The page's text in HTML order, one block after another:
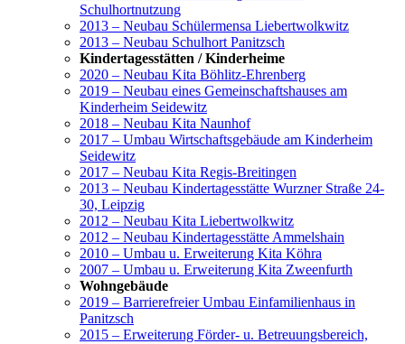
Schulhortnutzung
2013 – Neubau Schülermensa Liebertwolkwitz
2013 – Neubau Schulhort Panitzsch
Kindertagesstätten / Kinderheime
2020 – Neubau Kita Böhlitz-Ehrenberg
2019 – Neubau eines Gemeinschaftshauses am
Kinderheim Seidewitz
2018 – Neubau Kita Naunhof
2017 – Umbau Wirtschaftsgebäude am Kinderheim
Seidewitz
2017 – Neubau Kita Regis-Breitingen
2013 – Neubau Kindertagesstätte Wurzner Straße 24-
30, Leipzig
2012 – Neubau Kita Liebertwolkwitz
2012 – Neubau Kindertagesstätte Ammelshain
2010 – Umbau u. Erweiterung Kita Köhra
2007 – Umbau u. Erweiterung Kita Zweenfurth
Wohngebäude
2019 – Barrierefreier Umbau Einfamilienhaus in
Panitzsch
2015 – Erweiterung Förder- u. Betreuungsbereich,